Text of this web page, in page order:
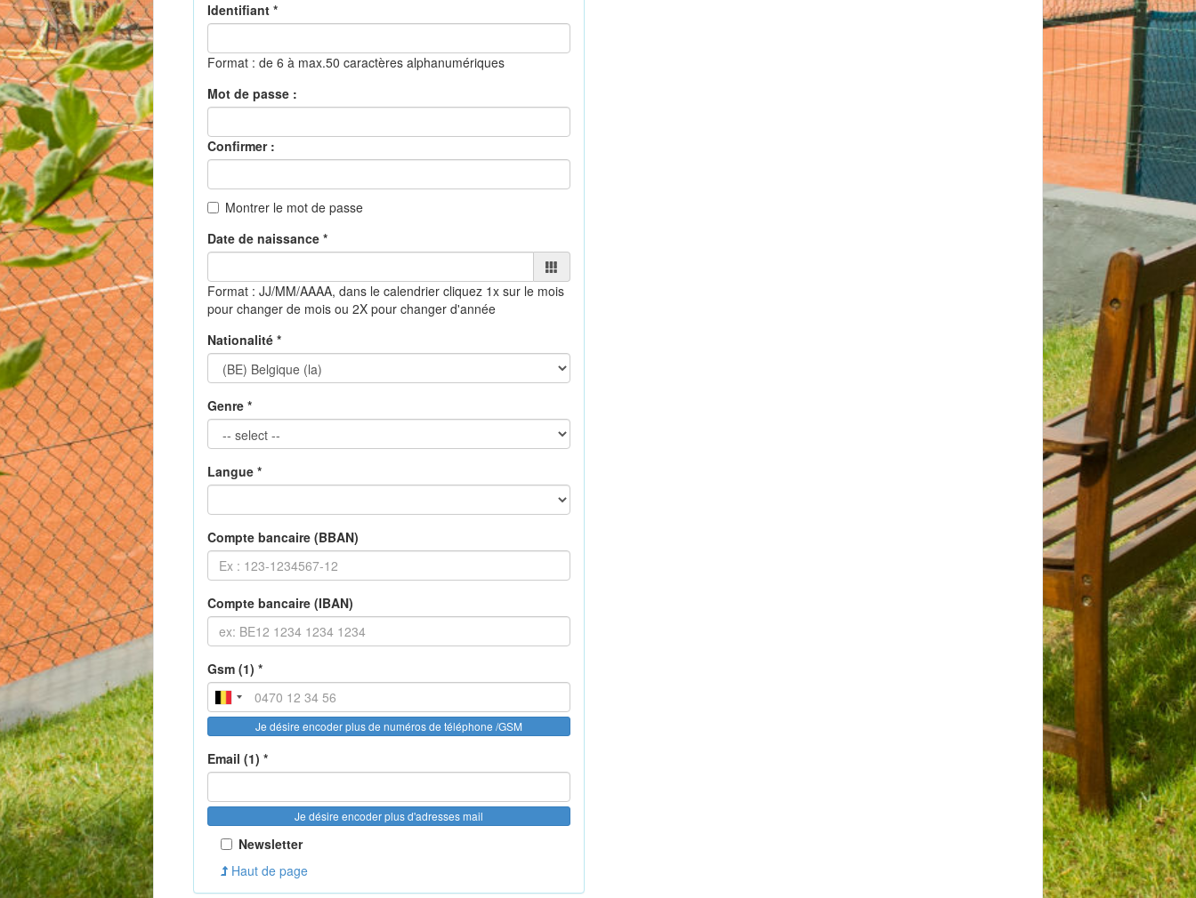
Identifiant *
Format : de 6 à max.50 caractères alphanumériques
Mot de passe :
Confirmer :
Montrer le mot de passe
Date de naissance *
Format : JJ/MM/AAAA, dans le calendrier cliquez 1x sur le mois
pour changer de mois ou 2X pour changer d'année
Nationalité *
Genre *
Langue *
Compte bancaire (BBAN)
Compte bancaire (IBAN)
Gsm (1) *
Je désire encoder plus de numéros de téléphone /GSM
Email (1) *
Je désire encoder plus d'adresses mail
Newsletter
Haut de page